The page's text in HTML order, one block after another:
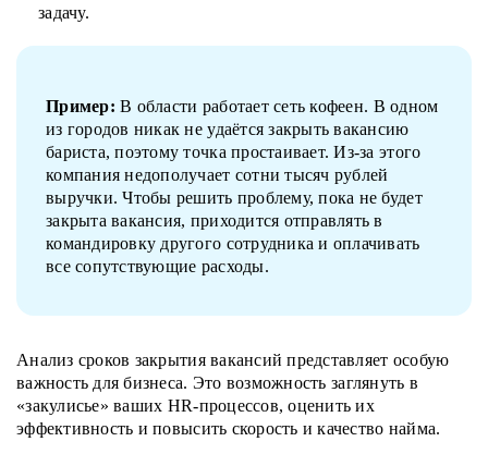
задачу.
Пример:В области работает сеть кофеен. В одном
из городов никак не удаётся закрыть вакансию
бариста, поэтому точка простаивает. Из-за этого
компания недополучает сотни тысяч рублей
выручки. Чтобы решить проблему, пока не будет
закрыта вакансия, приходится отправлять в
командировку другого сотрудника и оплачивать
все сопутствующие расходы.
Анализ сроков закрытия вакансий представляет особую
важность для бизнеса. Это возможность заглянуть в
«закулисье» ваших HR-процессов, оценить их
эффективность и повысить скорость и качество найма.